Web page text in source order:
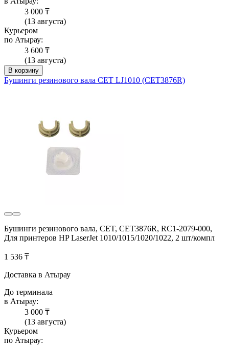
3 000 ₸
(13 августа)
Курьером
по Атырау:
3 600 ₸
(13 августа)
В корзину
Бушинги резинового вала CET LJ1010 (CET3876R)
Бушинги резинового вала, CET, CET3876R, RC1-2079-000,
Для принтеров HP LaserJet 1010/1015/1020/1022, 2 шт/компл
1 536 ₸
Доставка в Атырау
До терминала
в Атырау:
3 000 ₸
(13 августа)
Курьером
по Атырау: